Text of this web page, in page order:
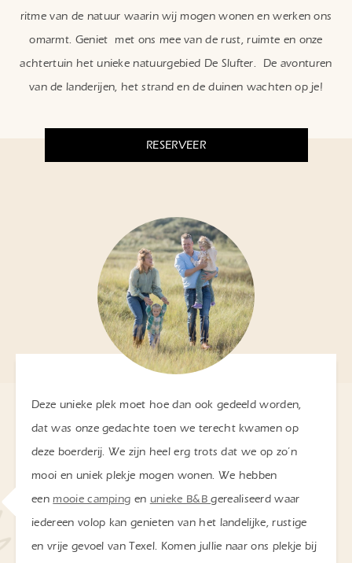
ritme van de natuur waarin wij mogen wonen en werken ons
omarmt. Geniet met ons mee van de rust, ruimte en onze
achtertuin het unieke natuurgebied De Slufter. De avonturen
van de landerijen, het strand en de duinen wachten op je!
RESERVEER
Deze unieke plek moet hoe dan ook gedeeld worden,
dat was onze gedachte toen we terecht kwamen op
deze boerderij. We zijn heel erg trots dat we op zo’n
mooi en uniek plekje mogen wonen. We hebben
eenmooie camping en unieke B&Bgerealiseerd waar
iedereen volop kan genieten van het landelijke, rustige
en vrije gevoel van Texel. Komen jullie naar ons plekje bij